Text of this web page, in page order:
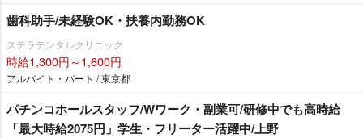
歯科助手/未経験OK・扶養内勤務OK
ステラデンタルクリニック
時給1,300円～1,600円
アルバイト・パート / 東京都
パチンコホールスタッフ/Wワーク・副業可/研修中でも高時給
「最大時給2075円」学生・フリーター活躍中/上野